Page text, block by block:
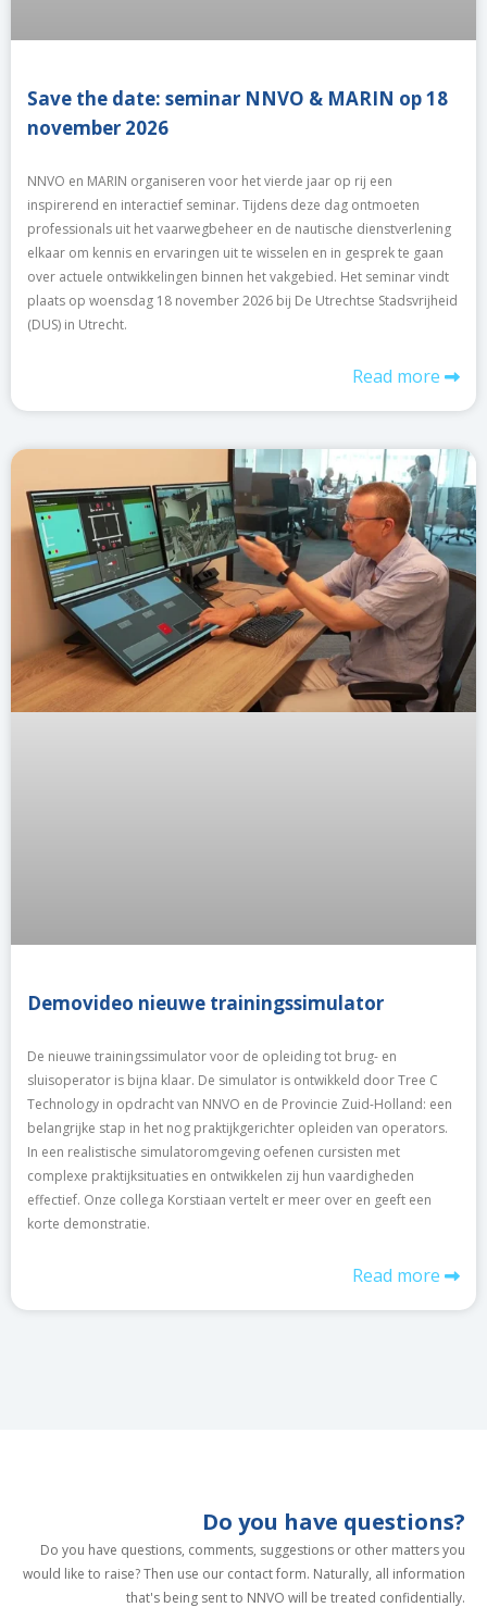
Save the date: seminar NNVO & MARIN op 18
november 2026
NNVO en MARIN organiseren voor het vierde jaar op rij een
inspirerend en interactief seminar. Tijdens deze dag ontmoeten
professionals uit het vaarwegbeheer en de nautische dienstverlening
elkaar om kennis en ervaringen uit te wisselen en in gesprek te gaan
over actuele ontwikkelingen binnen het vakgebied. Het seminar vindt
plaats op woensdag 18 november 2026 bij De Utrechtse Stadsvrijheid
(DUS) in Utrecht.
Read more
Demovideo nieuwe trainingssimulator
De nieuwe trainingssimulator voor de opleiding tot brug- en
sluisoperator is bijna klaar. De simulator is ontwikkeld door Tree C
Technology in opdracht van NNVO en de Provincie Zuid-Holland: een
belangrijke stap in het nog praktijkgerichter opleiden van operators.
In een realistische simulatoromgeving oefenen cursisten met
complexe praktijksituaties en ontwikkelen zij hun vaardigheden
effectief. Onze collega Korstiaan vertelt er meer over en geeft een
korte demonstratie.
Read more
Do you have questions?
Do you have questions, comments, suggestions or other matters you
would like to raise? Then use our contact form. Naturally, all information
that's being sent to NNVO will be treated confidentially.